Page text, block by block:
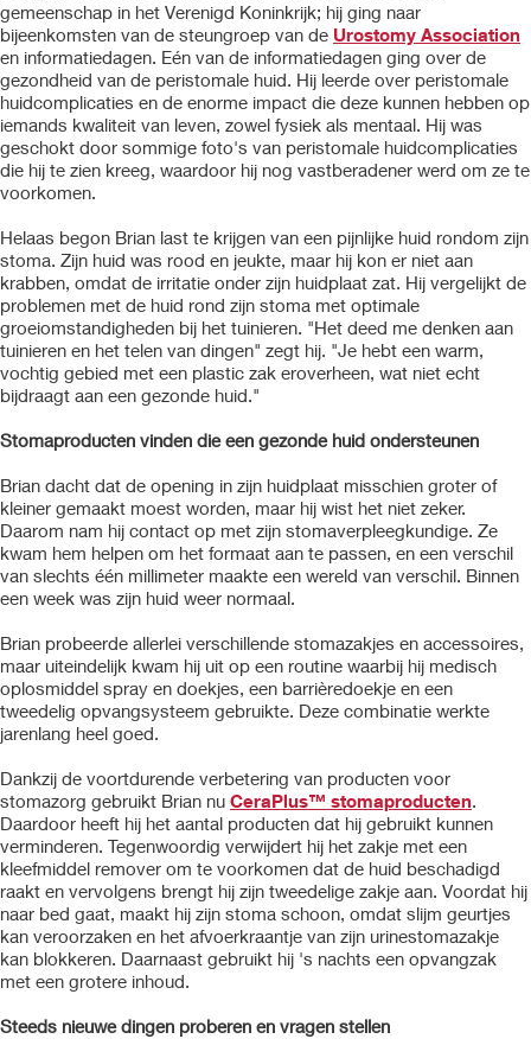
gemeenschap in het Verenigd Koninkrijk; hij ging naar
bijeenkomsten van de steungroep van de Urostomy Association
en informatiedagen. Eén van de informatiedagen ging over de
gezondheid van de peristomale huid. Hij leerde over peristomale
huidcomplicaties en de enorme impact die deze kunnen hebben op
iemands kwaliteit van leven, zowel fysiek als mentaal. Hij was
geschokt door sommige foto's van peristomale huidcomplicaties
die hij te zien kreeg, waardoor hij nog vastberadener werd om ze te
voorkomen.
Helaas begon Brian last te krijgen van een pijnlijke huid rondom zijn
stoma. Zijn huid was rood en jeukte, maar hij kon er niet aan
krabben, omdat de irritatie onder zijn huidplaat zat. Hij vergelijkt de
problemen met de huid rond zijn stoma met optimale
groeiomstandigheden bij het tuinieren. "Het deed me denken aan
tuinieren en het telen van dingen" zegt hij. "Je hebt een warm,
vochtig gebied met een plastic zak eroverheen, wat niet echt
bijdraagt aan een gezonde huid."
Stomaproducten vinden die een gezonde huid ondersteunen
Brian dacht dat de opening in zijn huidplaat misschien groter of
kleiner gemaakt moest worden, maar hij wist het niet zeker.
Daarom nam hij contact op met zijn stomaverpleegkundige. Ze
kwam hem helpen om het formaat aan te passen, en een verschil
van slechts één millimeter maakte een wereld van verschil. Binnen
een week was zijn huid weer normaal.
Brian probeerde allerlei verschillende stomazakjes en accessoires,
maar uiteindelijk kwam hij uit op een routine waarbij hij medisch
oplosmiddel spray en doekjes, een barrièredoekje en een
tweedelig opvangsysteem gebruikte. Deze combinatie werkte
jarenlang heel goed.
Dankzij de voortdurende verbetering van producten voor
stomazorg gebruikt Brian nu CeraPlus™ stomaproducten.
Daardoor heeft hij het aantal producten dat hij gebruikt kunnen
verminderen. Tegenwoordig verwijdert hij het zakje met een
kleefmiddel remover om te voorkomen dat de huid beschadigd
raakt en vervolgens brengt hij zijn tweedelige zakje aan. Voordat hij
naar bed gaat, maakt hij zijn stoma schoon, omdat slijm geurtjes
kan veroorzaken en het afvoerkraantje van zijn urinestomazakje
kan blokkeren. Daarnaast gebruikt hij 's nachts een opvangzak
met een grotere inhoud.
Steeds nieuwe dingen proberen en vragen stellen